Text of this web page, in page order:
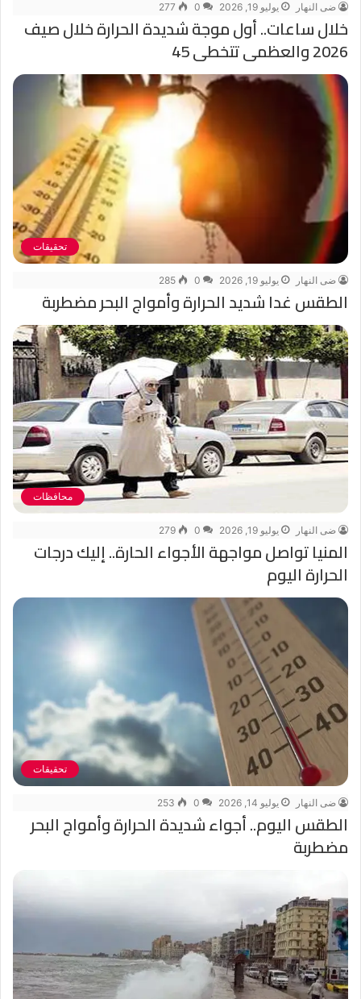
ضى النهار يوليو 19, 2026 0
277
خلال ساعات.. أول موجة شديدة الحرارة خلال صيف
2026 والعظمى تتخطى 45
تحقيقات
ضى النهار يوليو 19, 2026 0
285
الطقس غدا شديد الحرارة وأمواج البحر مضطربة
محافظات
ضى النهار يوليو 19, 2026 0
279
المنيا تواصل مواجهة الأجواء الحارة.. إليك درجات
الحرارة اليوم
تحقيقات
ضى النهار يوليو 14, 2026 0
253
الطقس اليوم.. أجواء شديدة الحرارة وأمواج البحر
مضطربة